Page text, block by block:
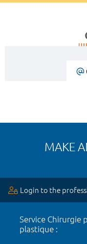
MAKE
Login to the
Service
plastique :